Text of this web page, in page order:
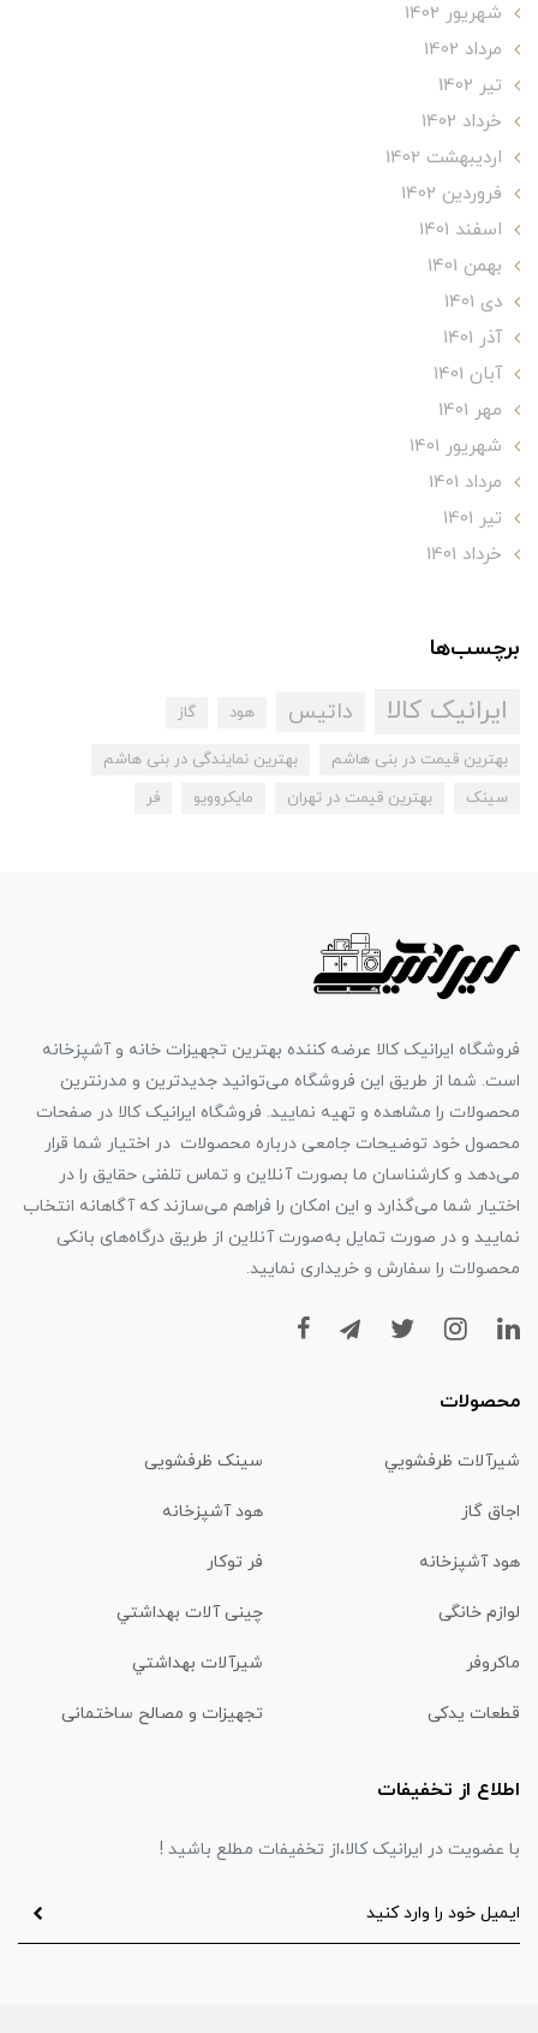
شهریور 1402
مرداد 1402
تير 1402
خرداد 1402
ارديبهشت 1402
فروردین 1402
اسفند 1401
بهمن 1401
دی 1401
آذر 1401
آبان 1401
مهر 1401
شهریور 1401
مرداد 1401
تير 1401
خرداد 1401
برچسب‌ها
ایرانیک کالا داتیس هود گاز
بهترین قیمت در بنی هاشم
بهترین نمایندگی در بنی هاشم
سینک
بهترین قیمت در تهران مایکروویو فر
فروشگاه ایرانیک کالا عرضه کننده بهترین تجهیزات خانه و آشپزخانه
است. شما از طریق این فروشگاه می‌توانید جدیدترین و مدرنترین
محصولات را مشاهده و تهیه نمایید. فروشگاه ایرانیک کالا در صفحات
محصول خود توضیحات جامعی درباره محصولات در اختیار شما قرار
می‌دهد و کارشناسان ما بصورت آنلاین و تماس تلفنی حقایق را در
اختیار شما می‌گذارد و این امکان را فراهم می‌سازند که آگاهانه انتخاب
نمایید و در صورت تمایل به‌صورت آنلاین از طریق درگاه‌های بانکی
محصولات را سفارش و خریداری نمایید.
محصولات
شیرآلات ظرفشويي سینک ظرفشویی
اجاق گاز هود آشپزخانه
هود آشپزخانه فر توکار
لوازم خانگی چینی آلات بهداشتي
ماكروفر شیرآلات بهداشتي
قطعات یدکی تجهیزات و مصالح ساختمانی
اطلاع از تخفیفات
با عضویت در ایرانیک کالا،از تخفیفات مطلع باشید !